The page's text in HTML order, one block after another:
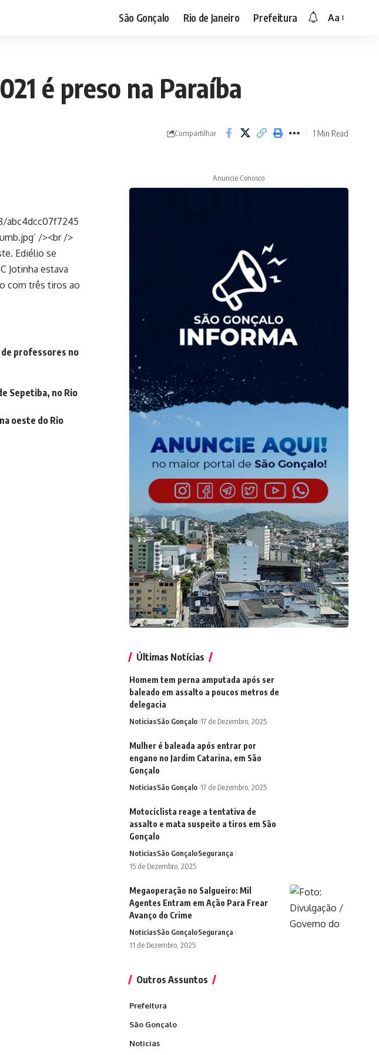
São Gonçalo Rio de Janeiro Prefeitura Aa
é preso na Paraíba
Compartilhar 1 Min Read
abc4dcc07f7245
/><br />
Ediélio se
Jotinha estava
com três tiros ao
de professores no
Sepetiba, no Rio
oeste do Rio
Anuncie Conosco
Últimas Notícias
Homem tem perna amputada após ser
baleado em assalto a poucos metros de
delegacia
NoticiasSão Gonçalo 17 de Dezembro, 2025
Mulher é baleada após entrar por
engano no Jardim Catarina, em São
Gonçalo
NoticiasSão Gonçalo 17 de Dezembro, 2025
Motociclista reage a tentativa de
assalto e mata suspeito a tiros em São
Gonçalo
NoticiasSão GonçaloSegurança
15 de Dezembro, 2025
Megaoperação no Salgueiro: Mil
Agentes Entram em Ação Para Frear
Avanço do Crime
NoticiasSão GonçaloSegurança
11 de Dezembro, 2025
Outros Assuntos
Prefeitura
São Gonçalo
Noticias